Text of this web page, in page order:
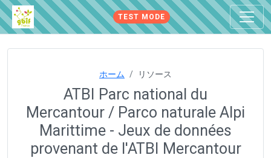
TEST MODE
ホーム リソース
ATBI Parc national du
Mercantour / Parco naturale Alpi
Marittime - Jeux de données
provenant de l'ATBI Mercantour